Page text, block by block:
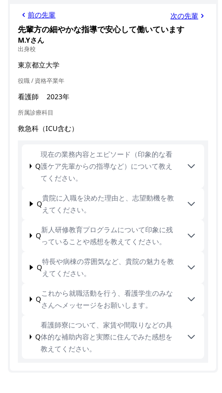
前の先輩 次の先輩
先輩方の細やかな指導で安心して働いています
M.Yさん
出身校
東京都立大学
役職 / 資格
看護師
卒業年
2023年
所属診療科目
救急科（ICU含む）
Q
現在の業務内容とエピソード（印象的な看
護ケア先輩からの指導など）について教え
てください。
Q
貴院に入職を決めた理由と、志望動機を教
えてください。
Q
新人研修教育プログラムについて印象に残
っていることや感想を教えてください。
Q
特長や病棟の雰囲気など、貴院の魅力を教
えてください。
Q
これから就職活動を行う、看護学生のみな
さんへメッセージをお願いします。
Q
看護師寮について、家賃や間取りなどの具
体的な補助内容と実際に住んでみた感想を
教えてください。